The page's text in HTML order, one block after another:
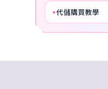
✦代儲購買教學